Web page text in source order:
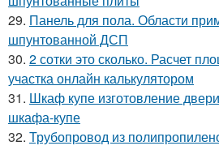
29. Панель для пола. Области
шпунтованной ДСП
30. 2 сотки это сколько. Расчет
участка онлайн калькулятором
31. Шкаф купе изготовление
шкафа-купе
32. Трубопровод из